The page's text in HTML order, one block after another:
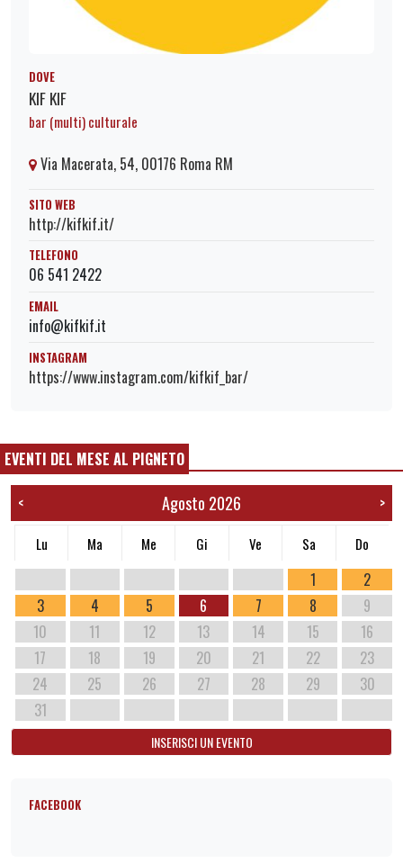
DOVE
KIF KIF
bar (multi) culturale
Via Macerata, 54, 00176 Roma RM
SITO WEB
http://kifkif.it/
TELEFONO
06 541 2422
EMAIL
info@kifkif.it
INSTAGRAM
https://www.instagram.com/kifkif_bar/
EVENTI DEL MESE AL PIGNETO
< Agosto 2026 >
Lu Ma Me Gi Ve Sa Do
1
2
3
4 5 6 7 8
9
10
11 12 13 14 15
16
17
18 19 20 21 22
23
24
25 26 27 28 29
30
31
INSERISCI UN EVENTO
FACEBOOK